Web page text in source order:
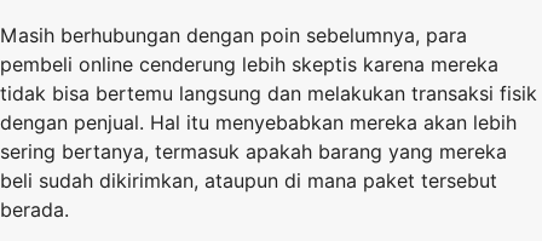
Masih berhubungan dengan poin sebelumnya, para
pembeli online cenderung lebih skeptis karena mereka
tidak bisa bertemu langsung dan melakukan transaksi fisik
dengan penjual. Hal itu menyebabkan mereka akan lebih
sering bertanya, termasuk apakah barang yang mereka
beli sudah dikirimkan, ataupun di mana paket tersebut
berada.